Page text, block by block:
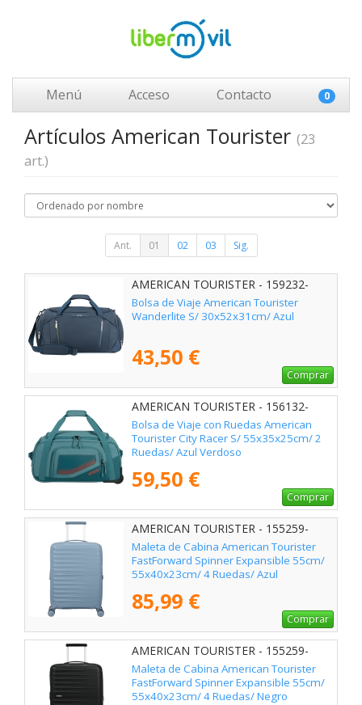
Menú Acceso Contacto 0
Artículos American Tourister (23
art.)
Ant. 01 02 03 Sig.
AMERICAN TOURISTER - 159232-
1265
Bolsa de Viaje American Tourister
Wanderlite S/ 30x52x31cm/ Azul
43,50 €
Comprar
AMERICAN TOURISTER - 156132-
4828
Bolsa de Viaje con Ruedas American
Tourister City Racer S/ 55x35x25cm/ 2
Ruedas/ Azul Verdoso
59,50 €
Comprar
AMERICAN TOURISTER - 155259-
1827
Maleta de Cabina American Tourister
FastForward Spinner Expansible 55cm/
55x40x23cm/ 4 Ruedas/ Azul
85,99 €
Comprar
AMERICAN TOURISTER - 155259-
361E
Maleta de Cabina American Tourister
FastForward Spinner Expansible 55cm/
55x40x23cm/ 4 Ruedas/ Negro